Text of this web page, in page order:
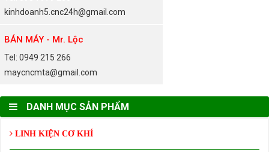
kinhdoanh5.cnc24h@gmail.com
BÁN MÁY - Mr. Lộc
Tel: 0949 215 266
maycncmta@gmail.com
DANH MỤC SẢN PHẨM
LINH KIỆN CƠ KHÍ